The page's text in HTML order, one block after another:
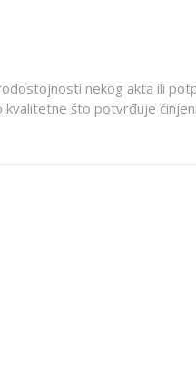
nekog akta ili
što potvrđuje